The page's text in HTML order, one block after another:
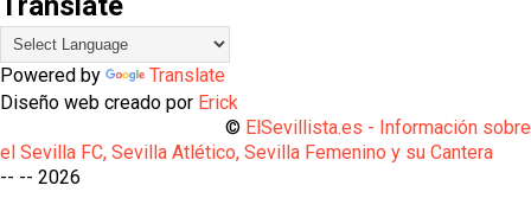
Powered by
Translate
Diseño web creado por Erick
© ElSevillista.es - Información sobre
el Sevilla FC, Sevilla Atlético, Sevilla Femenino y su Cantera
-- -- 2026